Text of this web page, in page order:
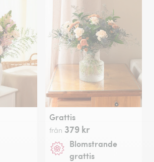
Grattis
från 379 kr
Blomstrande
grattis